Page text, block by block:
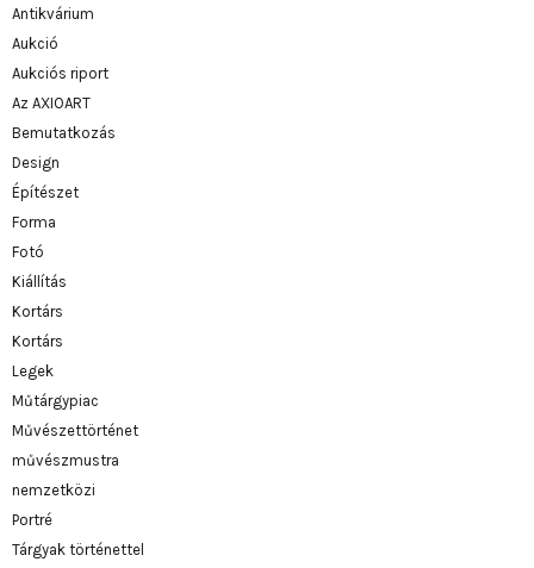
Antikvárium
Aukció
Aukciós riport
Az AXIOART
Bemutatkozás
Design
Építészet
Forma
Fotó
Kiállítás
Kortárs
Kortárs
Legek
Műtárgypiac
Művészettörténet
művészmustra
nemzetközi
Portré
Tárgyak történettel